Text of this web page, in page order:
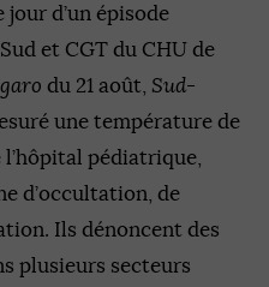
jour d’un épisode
et CGT du CHU de
du 21 août, Sud-
une température de
l’hôpital pédiatrique,
d’occultation, de
Ils dénoncent des
plusieurs secteurs